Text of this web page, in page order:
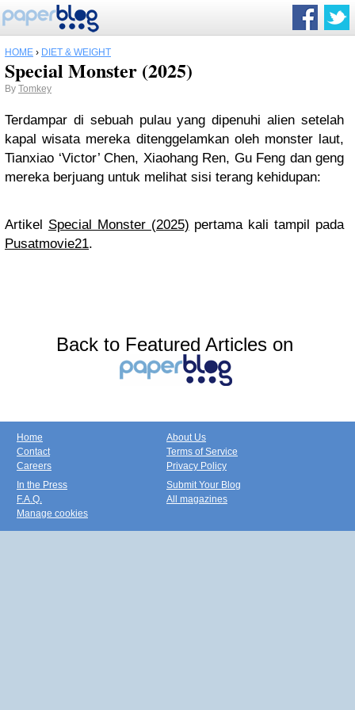
HOME › DIET & WEIGHT
Special Monster (2025)
By Tomkey
Terdampar di sebuah pulau yang dipenuhi alien setelah
kapal wisata mereka ditenggelamkan oleh monster laut,
Tianxiao ‘Victor’ Chen, Xiaohang Ren, Gu Feng dan geng
mereka berjuang untuk melihat sisi terang kehidupan:
Artikel Special Monster (2025) pertama kali tampil pada
Pusatmovie21.
Back to Featured Articles on
Home
Contact
Careers
About Us
Terms of Service
Privacy Policy
In the Press
F.A.Q.
Manage cookies
Submit Your Blog
All magazines